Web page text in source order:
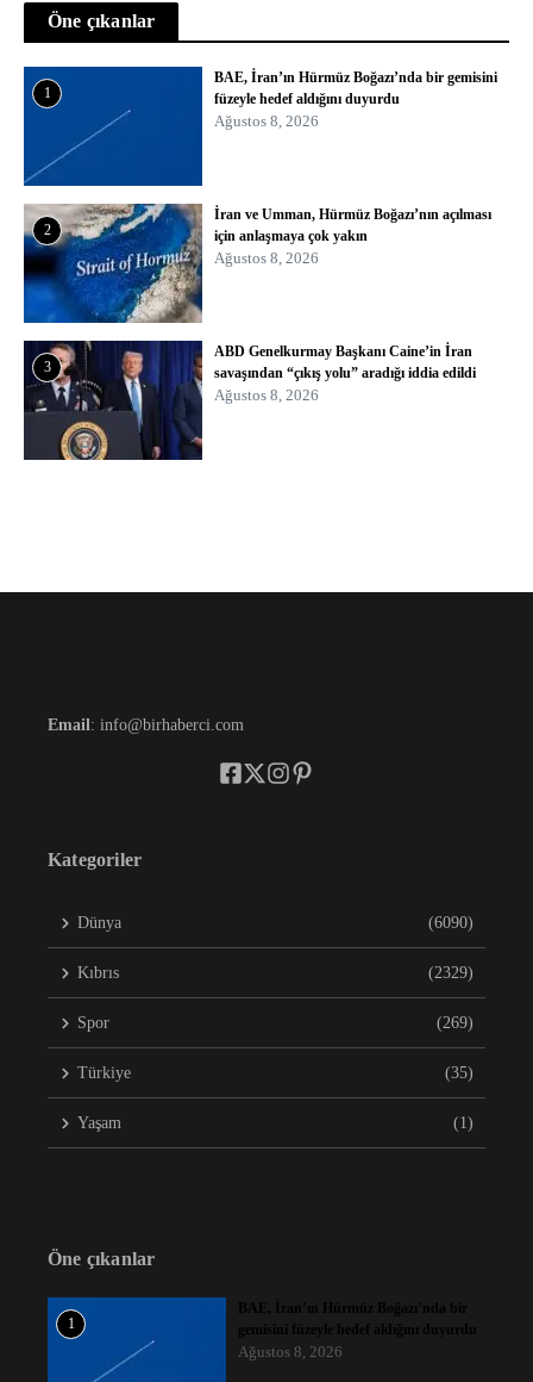
Öne çıkanlar
1
BAE, İran’ın Hürmüz Boğazı’nda bir gemisini
füzeyle hedef aldığını duyurdu
Ağustos 8, 2026
2
İran ve Umman, Hürmüz Boğazı’nın açılması
için anlaşmaya çok yakın
Ağustos 8, 2026
3
ABD Genelkurmay Başkanı Caine’in İran
savaşından “çıkış yolu” aradığı iddia edildi
Ağustos 8, 2026
Email: info@birhaberci.com
Kategoriler
Dünya (6090)
Kıbrıs (2329)
Spor (269)
Türkiye (35)
Yaşam (1)
Öne çıkanlar
1
BAE, İran’ın Hürmüz Boğazı’nda bir
gemisini füzeyle hedef aldığını duyurdu
Ağustos 8, 2026